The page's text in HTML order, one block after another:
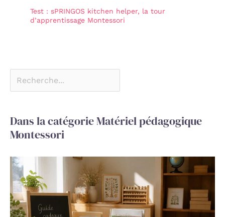
et être fiers de notre
Test : sPRINGOS kitchen helper, la tour
d’apprentissage Montessori
Dans la catégorie Matériel pédagogique
Montessori